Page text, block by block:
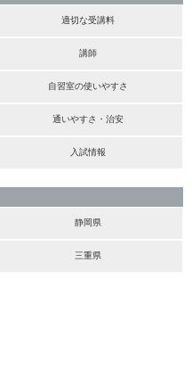
適切な受講料
講師
自習室の使いやすさ
通いやすさ・治安
入試情報
静岡県
三重県